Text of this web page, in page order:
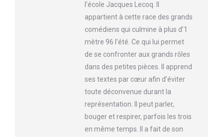
l’école Jacques Lecoq. Il
appartient à cette race des grands
comédiens qui culmine à plus d’1
mètre 96 l’été. Ce qui lui permet
de se confronter aux grands rôles
dans des petites pièces. Il apprend
ses textes par cœur afin d’éviter
toute déconvenue durant la
représentation. Il peut parler,
bouger et respirer, parfois les trois
en même temps. Il a fait de son